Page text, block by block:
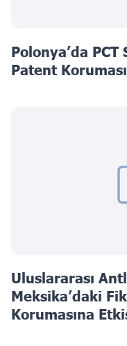
Polonya’da
Patent Koruması
Uluslararası
Meksika’daki
Korumasına